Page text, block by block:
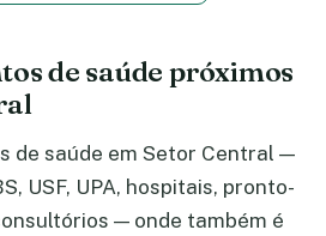
de saúde próximos
de saúde em Setor Central —
USF, UPA, hospitais, pronto-
— onde também é